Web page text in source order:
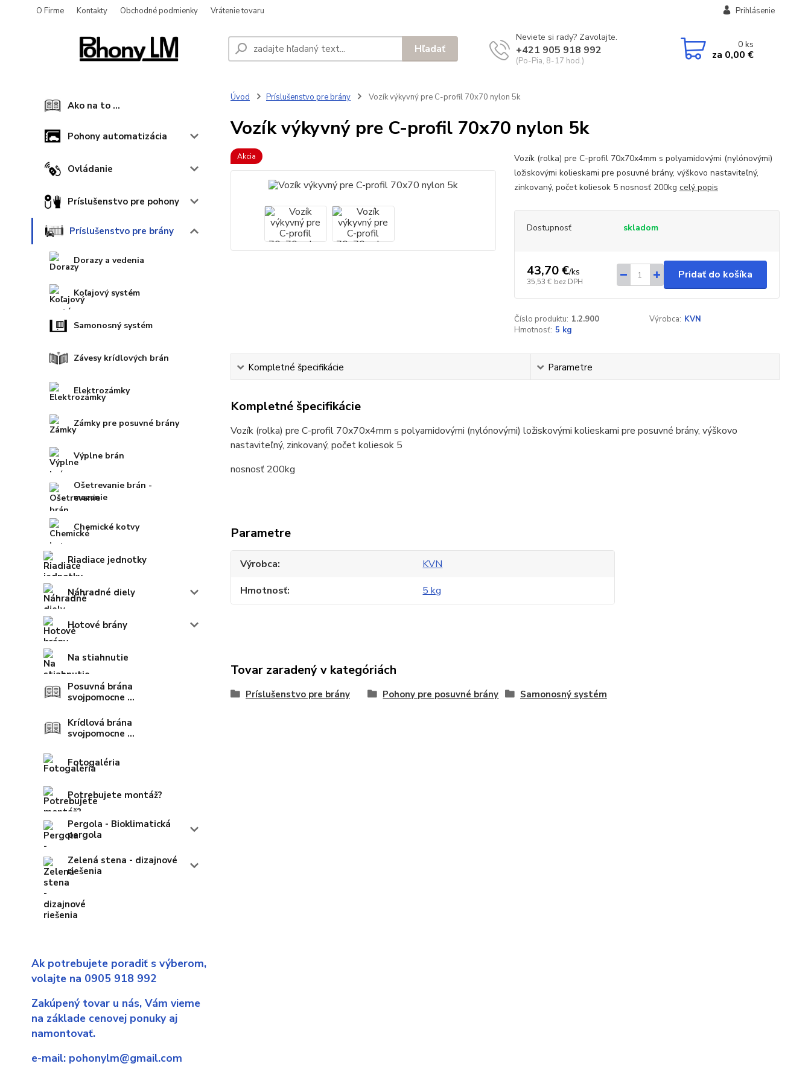
O Firme Kontakty Obchodné podmienky Vrátenie tovaru Prihlásenie
Hľadať
Neviete si rady? Zavolajte.
+421 905 918 992
(Po-Pia, 8-17 hod.)
0ks
za 0,00 €
Ako na to ...
Pohony automatizácia
Ovládanie
Príslušenstvo pre pohony
Príslušenstvo pre brány
Dorazy a vedenia
Koľajový systém
Samonosný systém
Závesy krídlových brán
Elektrozámky
Zámky pre posuvné brány
Výplne brán
Ošetrevanie brán -
mazanie
Chemické kotvy
Riadiace jednotky
Náhradné diely
Hotové brány
Na stiahnutie
Posuvná brána
svojpomocne ...
Krídlová brána
svojpomocne ...
Fotogaléria
Potrebujete montáž?
Pergola - Bioklimatická
pergola
Zelená stena - dizajnové
riešenia
Ak potrebujete poradiť s výberom,
volajte na 0905 918 992
Zakúpený tovar u nás, Vám vieme
na základe cenovej ponuky aj
namontovať.
e-mail: pohonylm@gmail.com
Úvod Príslušenstvo pre brány Vozík výkyvný pre C-profil 70x70 nylon 5k
Vozík výkyvný pre C-profil 70x70 nylon 5k
Akcia
Vozík (rolka) pre C-profil 70x70x4mm s polyamidovými (nylónovými)
ložiskovými kolieskami pre posuvné brány, výškovo nastaviteľný,
zinkovaný, počet koliesok 5 nosnosť 200kg celý popis
Dostupnosť skladom
43,70 €/ks
35,53 € bez DPH
Pridať do košíka
Číslo produktu: 1.2.900 Výrobca: KVN
Hmotnosť: 5 kg
Kompletné špecifikácie Parametre
Kompletné špecifikácie
Vozík (rolka) pre C-profil 70x70x4mm s polyamidovými (nylónovými) ložiskovými kolieskami pre posuvné brány, výškovo
nastaviteľný, zinkovaný, počet koliesok 5
nosnosť 200kg
Parametre
Výrobca
KVN
Hmotnosť
5 kg
Tovar zaradený v kategóriách
Príslušenstvo pre brány Pohony pre posuvné brány Samonosný systém